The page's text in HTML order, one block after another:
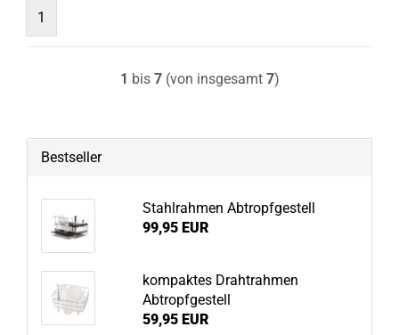
1
1 bis 7(von insgesamt 7)
Bestseller
Stahlrahmen Abtropfgestell
99,95 EUR
kompaktes Drahtrahmen
Abtropfgestell
59,95 EUR